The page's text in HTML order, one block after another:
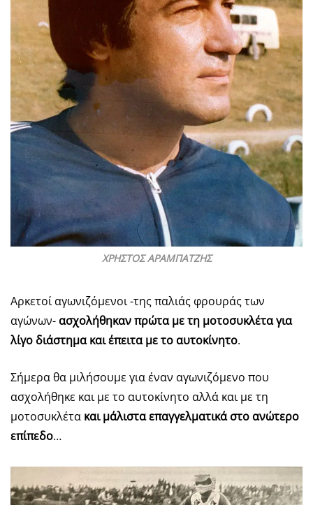
ΧΡΗΣΤΟΣ ΑΡΑΜΠΑΤΖΗΣ
Αρκετοί αγωνιζόμενοι -της παλιάς φρουράς των
αγώνων- ασχολήθηκαν πρώτα με τη μοτοσυκλέτα για
λίγο διάστημα και έπειτα με το αυτοκίνητο.
Σήμερα θα μιλήσουμε για έναν αγωνιζόμενο που
ασχολήθηκε και με το αυτοκίνητο αλλά και με τη
μοτοσυκλέτα και μάλιστα επαγγελματικά στο ανώτερο
επίπεδο…